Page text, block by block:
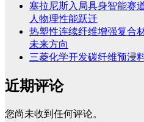
塞拉尼斯入局具身智能赛
人物理性能跃迁
热塑性连续纤维增强复合
未来方向
三菱化学开发碳纤维预浸
近期评论
您尚未收到任何评论。